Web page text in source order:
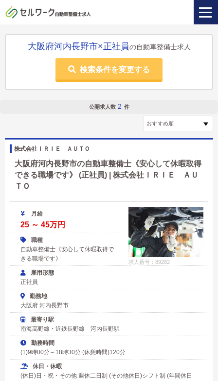
大阪府河内長野市×正社員の自動車整備士求人
検索条件を変更する
公開求人数 2 件
株式会社ＩＲＩＥ ＡＵＴＯ
大阪府河内長野市の自動車整備士《安心して休暇取得
できる職場です》 (正社員) | 株式会社ＩＲＩＥ ＡＵ
ＴＯ
求人番号：89282
月給
25 ～ 45万円
職種
自動車整備士《安心して休暇取得で
きる職場です》
雇用形態
正社員
勤務地
大阪府 河内長野市
最寄り駅
南海高野線・近鉄長野線 河内長野駅
勤務時間
(1)9時00分～18時30分 (休憩時間)120分
休日・休暇
(休日)日・祝・その他 週休二日制 (その他休日)シフト制 (年間休日